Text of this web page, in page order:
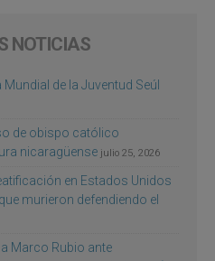
NOTICIAS
de la Juventud Seúl
de obispo católico
nicaragüense julio 25, 2026
en Estados Unidos
murieron defendiendo el
Marco Rubio ante